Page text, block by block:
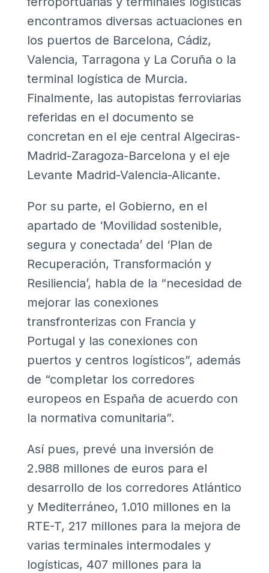
encontramos diversas actuaciones en
los puertos de Barcelona, Cádiz,
Valencia, Tarragona y La Coruña o la
terminal logística de Murcia.
Finalmente, las autopistas ferroviarias
referidas en el documento se
concretan en el eje central Algeciras-
Madrid-Zaragoza-Barcelona y el eje
Levante Madrid-Valencia-Alicante.
Por su parte, el Gobierno, en el
apartado de ‘Movilidad sostenible,
segura y conectada’del ‘Plan de
Recuperación, Transformación y
Resiliencia’, habla de la “necesidad de
mejorar las conexiones
transfronterizas con Francia y
Portugal y las conexiones con
puertos y centros logísticos”, además
de “completar los corredores
europeos en España de acuerdo con
la normativa comunitaria”.
Así pues, prevé una inversión de
2.988 millones de euros para el
desarrollo de los corredores Atlántico
y Mediterráneo, 1.010 millones en la
RTE-T, 217 millones para la mejora de
varias terminales intermodales y
logísticas, 407 millones para la